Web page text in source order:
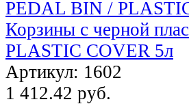
Корзины с черной
PLASTIC COVER 5л
Артикул: 1602
1 412.42 руб.